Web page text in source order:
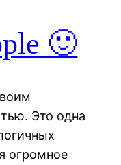
🙂
Это одна
огромное